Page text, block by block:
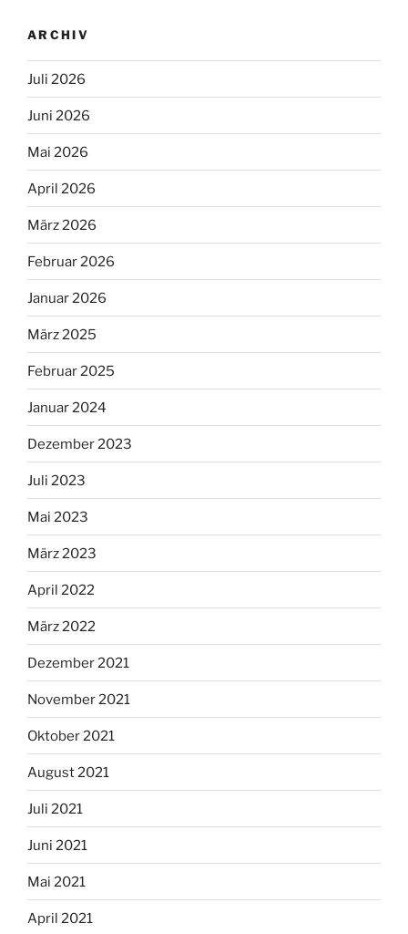
ARCHIV
Juli 2026
Juni 2026
Mai 2026
April 2026
März 2026
Februar 2026
Januar 2026
März 2025
Februar 2025
Januar 2024
Dezember 2023
Juli 2023
Mai 2023
März 2023
April 2022
März 2022
Dezember 2021
November 2021
Oktober 2021
August 2021
Juli 2021
Juni 2021
Mai 2021
April 2021